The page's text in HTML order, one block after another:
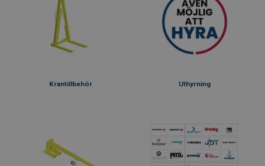
Krantillbehör Uthyrning